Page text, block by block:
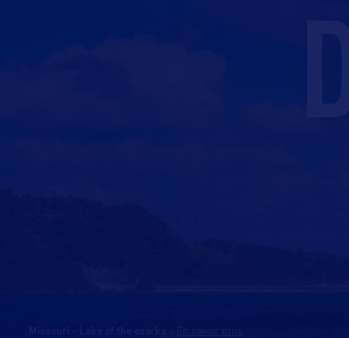
Missouri - Lake of the ozarks